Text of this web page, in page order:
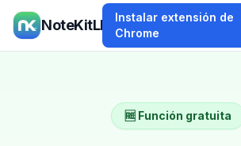
NoteKitLM
Instalar extensión de
Chrome
🆓 Función gratuita